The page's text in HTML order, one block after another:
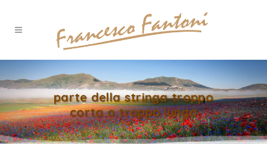
parte della stringa troppo
corta o troppo lunga